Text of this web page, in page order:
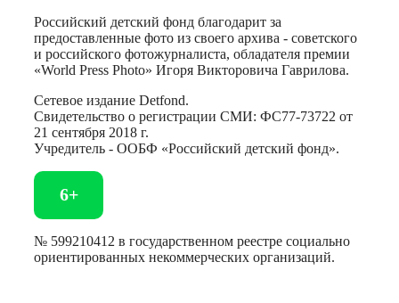
Российский детский фонд благодарит за
предоставленные фото из своего архива - советского
и российского фотожурналиста, обладателя премии
«World Press Photo» Игоря Викторовича Гаврилова.
Сетевое издание Detfond.
Свидетельство о регистрации СМИ: ФС77-73722 от
21 сентября 2018 г.
Учредитель - ООБФ «Российский детский фонд».
6+
№ 599210412 в государственном реестре социально
ориентированных некоммерческих организаций.